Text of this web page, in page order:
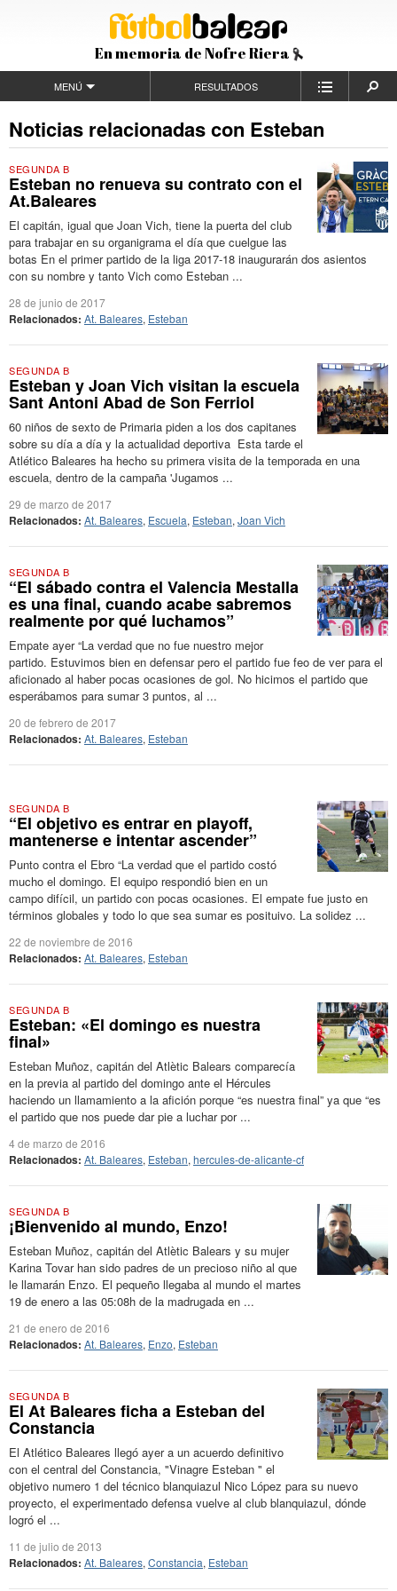
En memoria de Nofre Riera
MENÚ RESULTADOS
Noticias relacionadas con Esteban
SEGUNDA B
Esteban no renueva su contrato con el
At.Baleares
El capitán, igual que Joan Vich, tiene la puerta del club
para trabajar en su organigrama el día que cuelgue las
botas En el primer partido de la liga 2017-18 inaugurarán dos asientos
con su nombre y tanto Vich como Esteban ...
28 de junio de 2017
Relacionados: At. Baleares, Esteban
SEGUNDA B
Esteban y Joan Vich visitan la escuela
Sant Antoni Abad de Son Ferriol
60 niños de sexto de Primaria piden a los dos capitanes
sobre su día a día y la actualidad deportiva Esta tarde el
Atlético Baleares ha hecho su primera visita de la temporada en una
escuela, dentro de la campaña 'Jugamos ...
29 de marzo de 2017
Relacionados: At. Baleares, Escuela, Esteban, Joan Vich
SEGUNDA B
“El sábado contra el Valencia Mestalla
es una final, cuando acabe sabremos
realmente por qué luchamos”
Empate ayer “La verdad que no fue nuestro mejor
partido. Estuvimos bien en defensar pero el partido fue feo de ver para el
aficionado al haber pocas ocasiones de gol. No hicimos el partido que
esperábamos para sumar 3 puntos, al ...
20 de febrero de 2017
Relacionados: At. Baleares, Esteban
SEGUNDA B
“El objetivo es entrar en playoff,
mantenerse e intentar ascender”
Punto contra el Ebro “La verdad que el partido costó
mucho el domingo. El equipo respondió bien en un
campo difícil, un partido con pocas ocasiones. El empate fue justo en
términos globales y todo lo que sea sumar es posituivo. La solidez ...
22 de noviembre de 2016
Relacionados: At. Baleares, Esteban
SEGUNDA B
Esteban: «El domingo es nuestra
final»
Esteban Muñoz, capitán del Atlètic Balears comparecía
en la previa al partido del domingo ante el Hércules
haciendo un llamamiento a la afición porque “es nuestra final” ya que “es
el partido que nos puede dar pie a luchar por ...
4 de marzo de 2016
Relacionados: At. Baleares, Esteban, hercules-de-alicante-cf
SEGUNDA B
¡Bienvenido al mundo, Enzo!
Esteban Muñoz, capitán del Atlètic Balears y su mujer
Karina Tovar han sido padres de un precioso niño al que
le llamarán Enzo. El pequeño llegaba al mundo el martes
19 de enero a las 05:08h de la madrugada en ...
21 de enero de 2016
Relacionados: At. Baleares, Enzo, Esteban
SEGUNDA B
El At Baleares ficha a Esteban del
Constancia
El Atlético Baleares llegó ayer a un acuerdo definitivo
con el central del Constancia, "Vinagre Esteban " el
objetivo numero 1 del técnico blanquiazul Nico López para su nuevo
proyecto, el experimentado defensa vuelve al club blanquiazul, dónde
logró el ...
11 de julio de 2013
Relacionados: At. Baleares, Constancia, Esteban